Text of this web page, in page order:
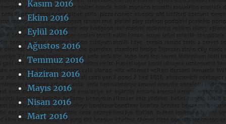
Kasım 2016
Ekim 2016
Eylül 2016
Ağustos 2016
Temmuz 2016
Haziran 2016
Mayıs 2016
Nisan 2016
Mart 2016